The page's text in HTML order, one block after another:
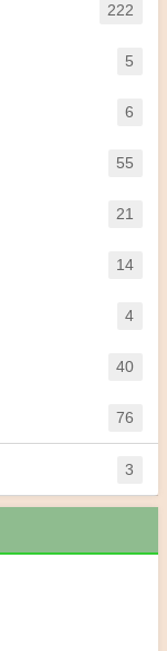
222
5
6
55
21
14
4
40
76
3